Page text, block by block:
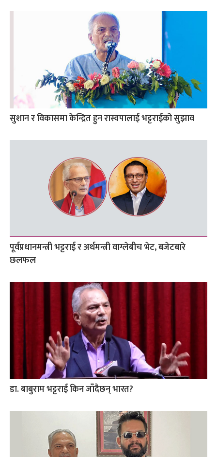
सुशान र विकासमा केन्द्रित हुन रास्वपालाई भट्टराईको सुझाव
पूर्वप्रधानमन्त्री भट्टराई र अर्थमन्त्री वाग्लेबीच भेट, बजेटबारे
छलफल
डा. बाबुराम भट्टराई किन जाँदैछन् भारत?